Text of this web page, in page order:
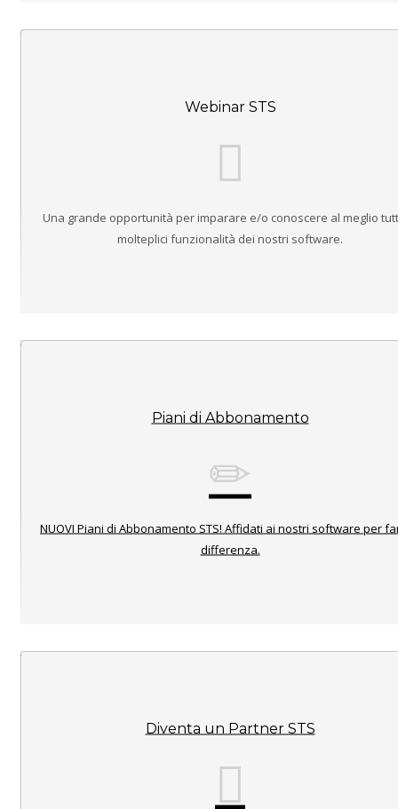
Webinar STS
Una grande opportunità per imparare e/o conoscere al meglio
molteplici funzionalità dei nostri software.
Piani di Abbonamento
NUOVI Piani di Abbonamento STS! Affidati ai nostri software per
differenza.
Diventa un Partner STS